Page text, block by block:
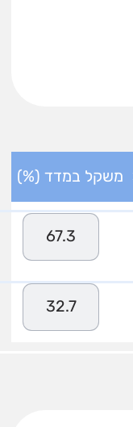
משקל במדד (%)
67.3
32.7